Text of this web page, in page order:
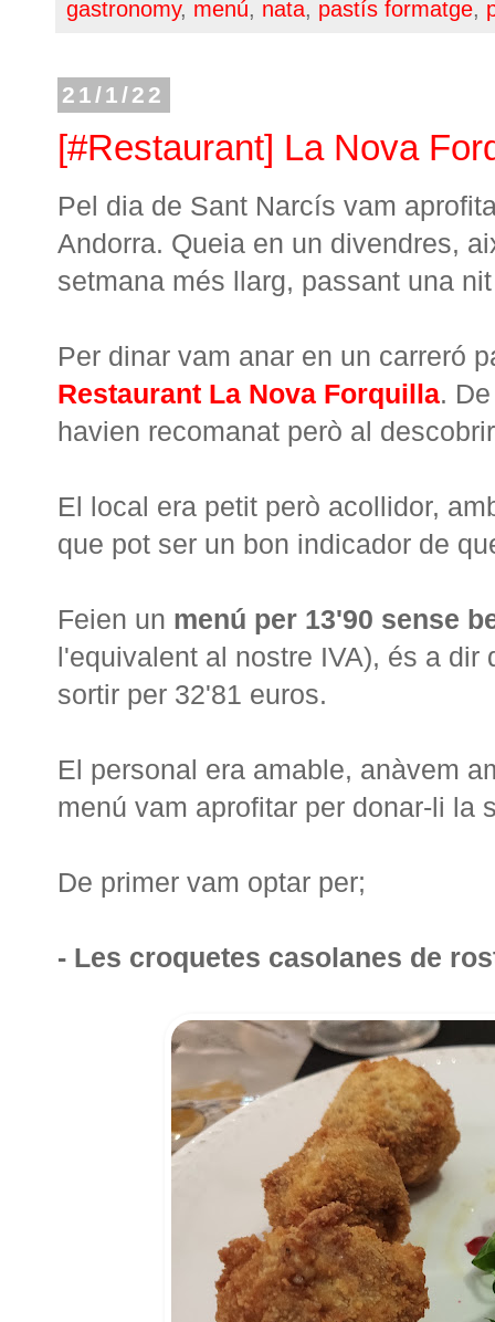
gastronomy, menú, nata, pastís formatge,
21/1/22
[#Restaurant] La Nova
Pel dia de Sant Narcís vam
Andorra. Queia en un divendres,
setmana més llarg, passant una
Per dinar vam anar en un carreró
Restaurant La Nova Forquilla.
havien recomanat però al
El local era petit però acollidor,
que pot ser un bon indicador de
Feien un menú per 13'90 sense
l'equivalent al nostre IVA), és a
sortir per 32'81 euros.
El personal era amable, anàvem
menú vam aprofitar per donar-li la
De primer vam optar per;
- Les croquetes casolanes de